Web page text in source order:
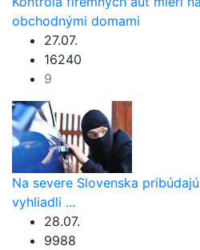
obchodnými domami
27.07.
16240
9
Na severe Slovenska
vyhliadli ...
28.07.
9988